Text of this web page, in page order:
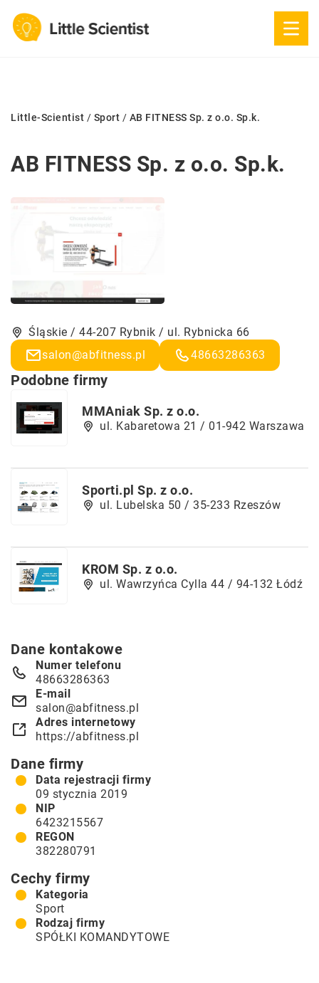
Little-Scientist / Sport / AB FITNESS Sp. z o.o. Sp.k.
AB FITNESS Sp. z o.o. Sp.k.
Śląskie / 44-207 Rybnik / ul. Rybnicka 66
salon@abfitness.pl
48663286363
Podobne firmy
MMAniak Sp. z o.o.
ul. Kabaretowa 21 / 01-942 Warszawa
Sporti.pl Sp. z o.o.
ul. Lubelska 50 / 35-233 Rzeszów
KROM Sp. z o.o.
ul. Wawrzyńca Cylla 44 / 94-132 Łódź
Dane kontakowe
Numer telefonu
48663286363
E-mail
salon@abfitness.pl
Adres internetowy
https://abfitness.pl
Dane firmy
Data rejestracji firmy
09 stycznia 2019
NIP
6423215567
REGON
382280791
Cechy firmy
Kategoria
Sport
Rodzaj firmy
SPÓŁKI KOMANDYTOWE